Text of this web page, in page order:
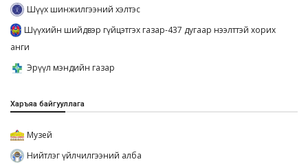
Шүүх шинжилгээний хэлтэс
Шүүхийн шийдвэр гүйцэтгэх газар-437 дугаар нээлттэй хорих
анги
Эрүүл мэндийн газар
Харъяа байгууллага
Музей
Нийтлэг үйлчилгээний алба